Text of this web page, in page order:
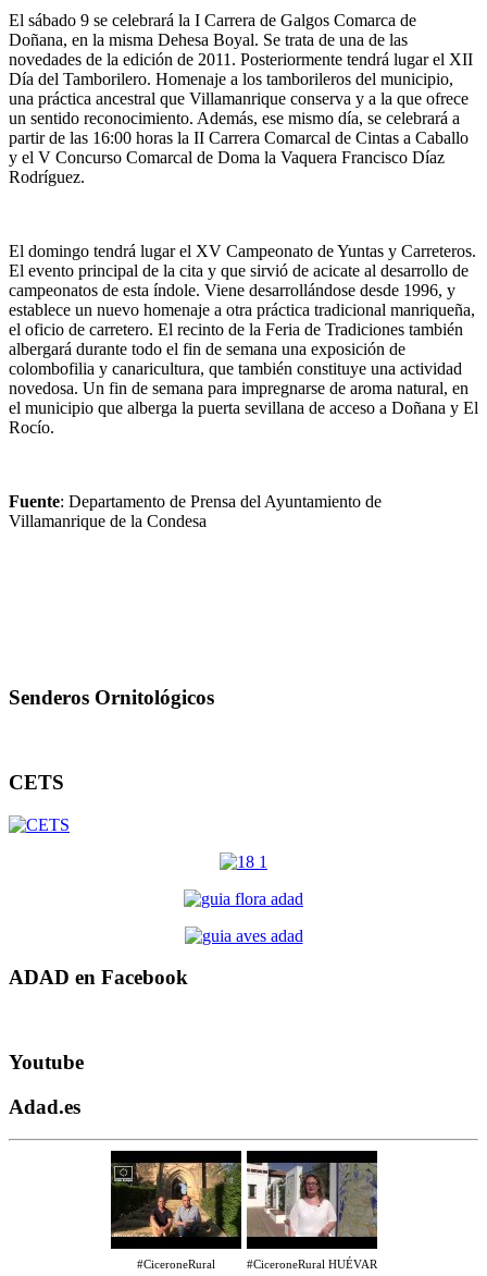
El sábado 9 se celebrará la I Carrera de Galgos Comarca de
Doñana, en la misma Dehesa Boyal. Se trata de una de las
novedades de la edición de 2011. Posteriormente tendrá lugar el XII
Día del Tamborilero. Homenaje a los tamborileros del municipio,
una práctica ancestral que Villamanrique conserva y a la que ofrece
un sentido reconocimiento. Además, ese mismo día, se celebrará a
partir de las 16:00 horas la II Carrera Comarcal de Cintas a Caballo
y el V Concurso Comarcal de Doma la Vaquera Francisco Díaz
Rodríguez.
El domingo tendrá lugar el XV Campeonato de Yuntas y Carreteros.
El evento principal de la cita y que sirvió de acicate al desarrollo de
campeonatos de esta índole. Viene desarrollándose desde 1996, y
establece un nuevo homenaje a otra práctica tradicional manriqueña,
el oficio de carretero. El recinto de la Feria de Tradiciones también
albergará durante todo el fin de semana una exposición de
colombofilia y canaricultura, que también constituye una actividad
novedosa. Un fin de semana para impregnarse de aroma natural, en
el municipio que alberga la puerta sevillana de acceso a Doñana y El
Rocío.
Fuente: Departamento de Prensa del Ayuntamiento de
Villamanrique de la Condesa
Senderos Ornitológicos
CETS
ADAD en Facebook
Youtube
Adad.es
#CiceroneRural
#CiceroneRural HUÉVAR